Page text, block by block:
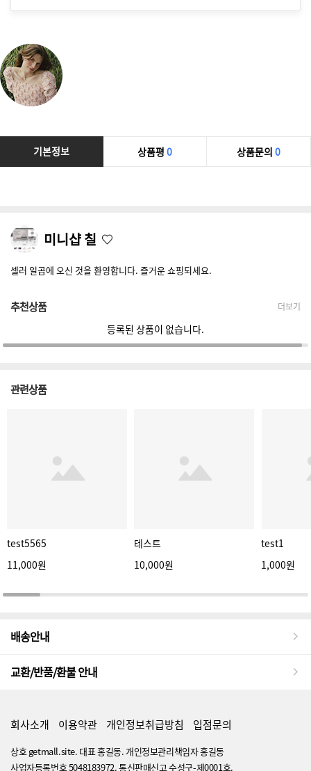
기본정보 상품평 0 상품문의 0
미니샵 칠
셀러 일곱에 오신 것을 환영합니다. 즐거운 쇼핑되세요.
추천상품 더보기
등록된 상품이 없습니다.
관련상품
test5565
11,000원
테스트
10,000원
test1
1,000원
배송안내
교환/반품/환불 안내
회사소개 이용약관 개인정보취급방침 입점문의
상호 getmall.site. 대표 홍길동. 개인정보관리책임자 홍길동
사업자등록번호 5048183972. 통신판매신고 수성구-제0001호.